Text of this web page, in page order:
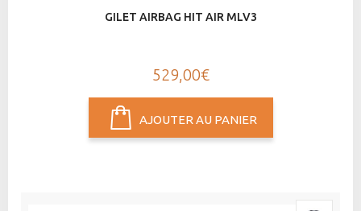
GILET AIRBAG HIT AIR MLV3
529,00€
AJOUTER AU PANIER